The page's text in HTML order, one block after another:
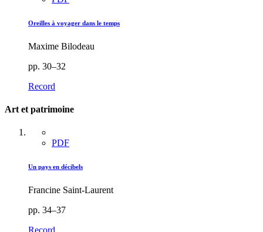
Oreilles à voyager dans le temps
Maxime Bilodeau
pp. 30–32
Record
Art et patrimoine
PDF
Un pays en décibels
Francine Saint-Laurent
pp. 34–37